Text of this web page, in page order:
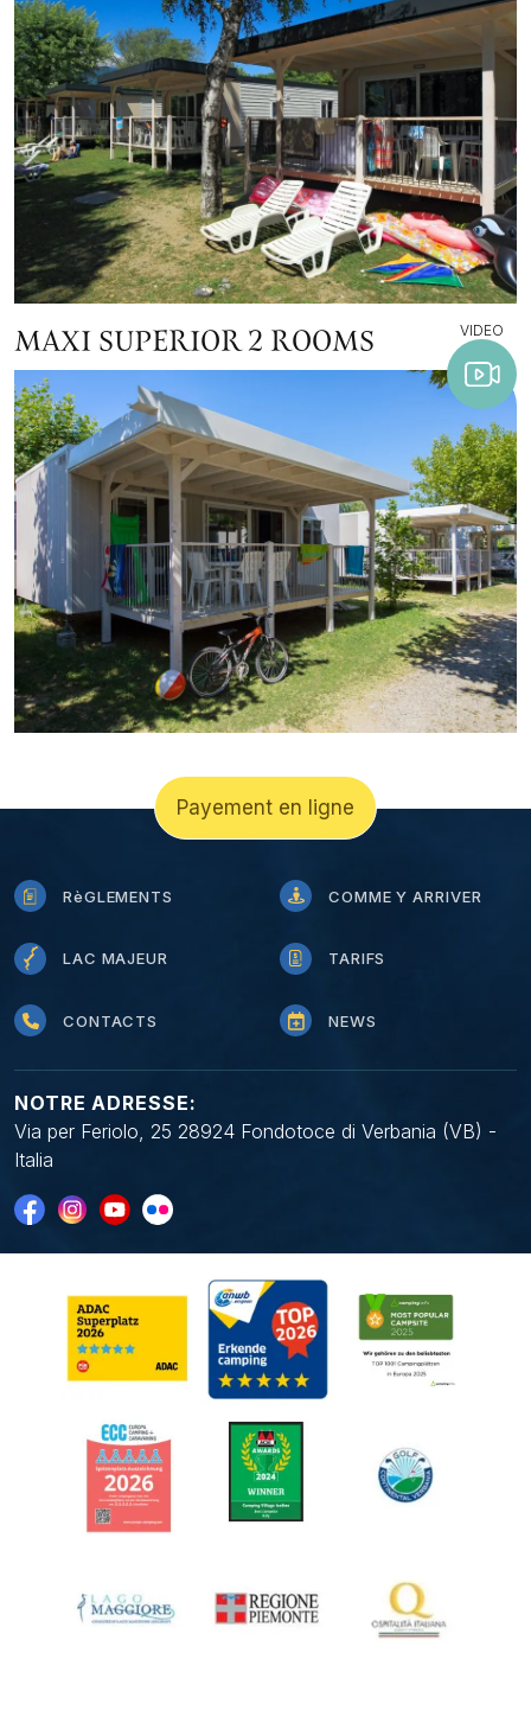
MAXI SUPERIOR 2 ROOMS VIDEO
RèGLEMENTS COMME Y ARRIVER
LAC MAJEUR TARIFS
CONTACTS NEWS
NOTRE ADRESSE:
Via per Feriolo, 25 28924 Fondotoce di Verbania (VB) -
Italia
Payement en ligne